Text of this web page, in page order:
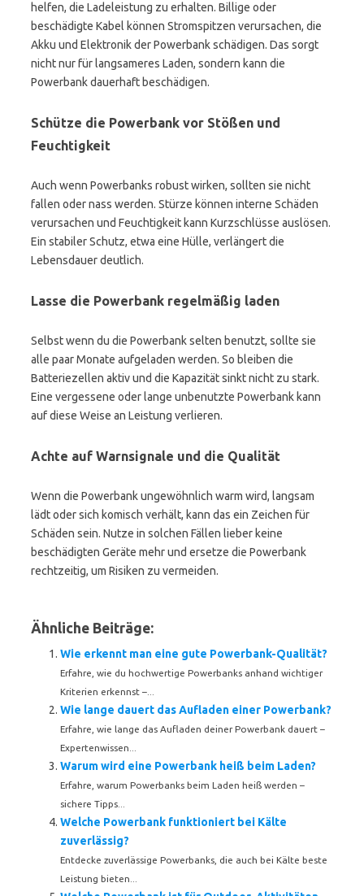
helfen, die Ladeleistung zu erhalten. Billige oder
beschädigte Kabel können Stromspitzen verursachen, die
Akku und Elektronik der Powerbank schädigen. Das sorgt
nicht nur für langsameres Laden, sondern kann die
Powerbank dauerhaft beschädigen.
Schütze die Powerbank vor Stößen und
Feuchtigkeit
Auch wenn Powerbanks robust wirken, sollten sie nicht
fallen oder nass werden. Stürze können interne Schäden
verursachen und Feuchtigkeit kann Kurzschlüsse auslösen.
Ein stabiler Schutz, etwa eine Hülle, verlängert die
Lebensdauer deutlich.
Lasse die Powerbank regelmäßig laden
Selbst wenn du die Powerbank selten benutzt, sollte sie
alle paar Monate aufgeladen werden. So bleiben die
Batteriezellen aktiv und die Kapazität sinkt nicht zu stark.
Eine vergessene oder lange unbenutzte Powerbank kann
auf diese Weise an Leistung verlieren.
Achte auf Warnsignale und die Qualität
Wenn die Powerbank ungewöhnlich warm wird, langsam
lädt oder sich komisch verhält, kann das ein Zeichen für
Schäden sein. Nutze in solchen Fällen lieber keine
beschädigten Geräte mehr und ersetze die Powerbank
rechtzeitig, um Risiken zu vermeiden.
Ähnliche Beiträge:
Wie erkennt man eine gute Powerbank-Qualität?
Erfahre, wie du hochwertige Powerbanks anhand wichtiger
Kriterien erkennst –...
Wie lange dauert das Aufladen einer Powerbank?
Erfahre, wie lange das Aufladen deiner Powerbank dauert –
Expertenwissen...
Warum wird eine Powerbank heiß beim Laden?
Erfahre, warum Powerbanks beim Laden heiß werden –
sichere Tipps...
Welche Powerbank funktioniert bei Kälte
zuverlässig?
Entdecke zuverlässige Powerbanks, die auch bei Kälte beste
Leistung bieten...